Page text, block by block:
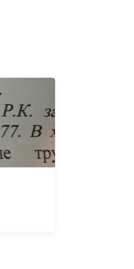
- это
ЗА
ПРАВИДНЫЙ
РФ ЗА ПОРЧУ
РЫБЫ "СЕЛЬД" В